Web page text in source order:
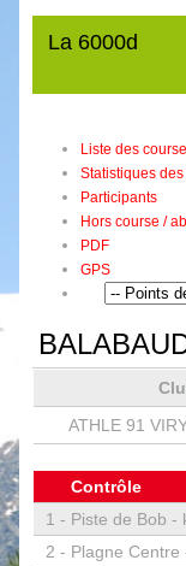
La 6000d
Liste des
Statistiques
Participants
Hors course /
PDF
GPS
ATHLE 91
Contrôle
1 - Piste de Bob -
2 - Plagne Centre